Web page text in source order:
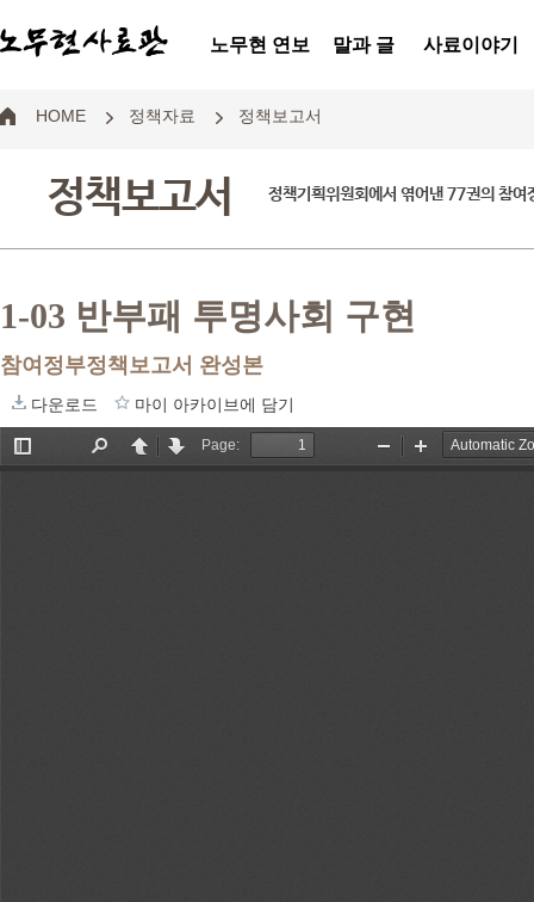
노무현 연보 말과 글 사료이야기
HOME 정책자료 정책보고서
정책보고서 정책기획위원회에서 엮어낸 77권의 참여
1-03 반부패 투명사회 구현
참여정부정책보고서 완성본
다운로드 마이 아카이브에 담기